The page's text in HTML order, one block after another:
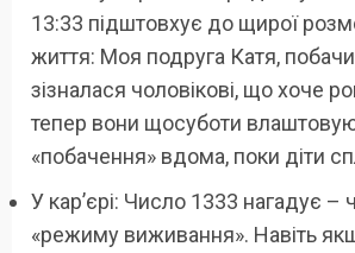
13:33 підштовхує до щирої
життя: Моя подруга Катя,
зізналася чоловікові, що хоче
тепер вони щосуботи
«побачення» вдома, поки діти
У кар’єрі: Число 1333 нагадує –
«режиму виживання». Навіть